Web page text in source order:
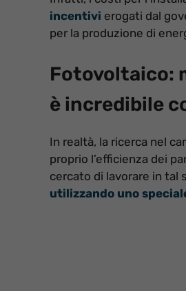
incentivi erogati dal
per la produzione di
Fotovoltaico:
è incredibile
In realtà, la ricerca nel
proprio l’efficienza dei
cercato di lavorare in tal
utilizzando uno